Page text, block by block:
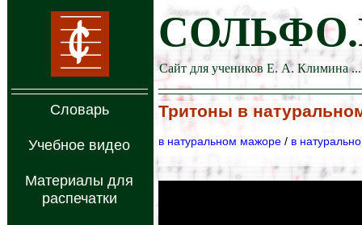
Словарь
Учебное видео
Материалы для
распечатки
Сайт для учеников Е. А. Климина ...
Тритоны в
в натуральном мажоре / в